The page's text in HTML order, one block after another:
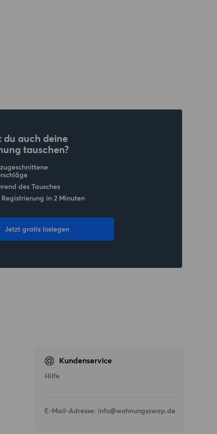
du auch deine
tauschen?
des Tausches
in 2 Minuten
Jetzt gratis loslegen
Kundenservice
Hilfe
E-Mail-Adresse: info@wohnungsswap.de